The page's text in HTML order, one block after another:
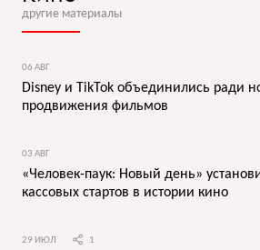
другие материалы
06 АВГ
Disney и TikTok объединились ради
продвижения фильмов
03 АВГ
«Человек-паук: Новый день»
кассовых стартов в истории кино
29 ИЮЛ 1